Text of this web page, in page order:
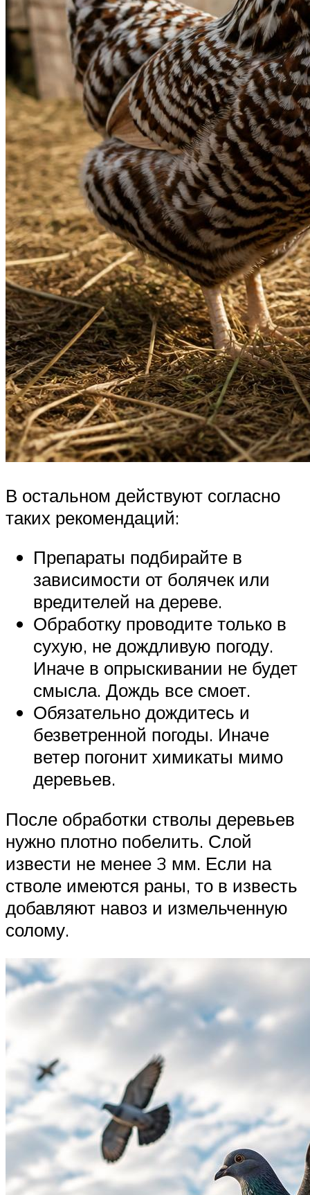
В остальном действуют согласно
таких рекомендаций:
Препараты подбирайте в
зависимости от болячек или
вредителей на дереве.
Обработку проводите только в
сухую, не дождливую погоду.
Иначе в опрыскивании не будет
смысла. Дождь все смоет.
Обязательно дождитесь и
безветренной погоды. Иначе
ветер погонит химикаты мимо
деревьев.
После обработки стволы деревьев
нужно плотно побелить. Слой
извести не менее 3 мм. Если на
стволе имеются раны, то в известь
добавляют навоз и измельченную
солому.